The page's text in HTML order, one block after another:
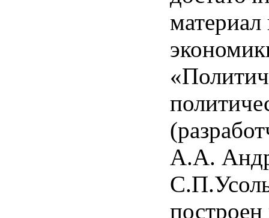
А.А.
построен